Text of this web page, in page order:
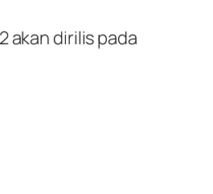
akan dirilis pada